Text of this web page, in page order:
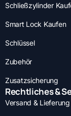
Schließzylinder
Smart Lock Kaufen
Schlüssel
Zubehör
Zusatzsicherung
Rechtliches &
Versand & Lieferung